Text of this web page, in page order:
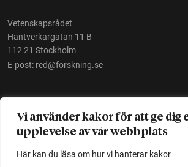
Vi använder kakor för att ge dig
upplevelse av vår webbplats
Här kan du läsa om hur vi hanterar kakor
Vetenskapsrådet
Hantverkargatan 11 B
112 21 Stockholm
E-post: red@forskning.se
Tillgänglighet
Ett initiativ avVetenskapsrådet